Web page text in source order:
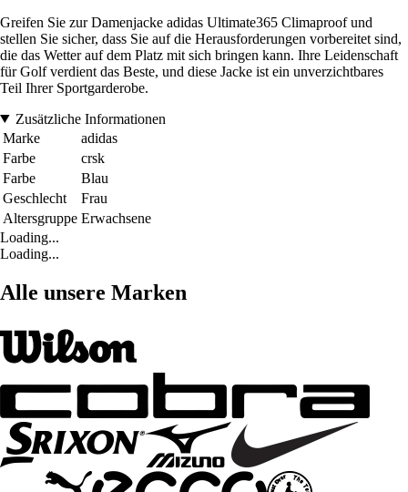
Greifen Sie zur Damenjacke adidas Ultimate365 Climaproof und
stellen Sie sicher, dass Sie auf die Herausforderungen vorbereitet sind,
die das Wetter auf dem Platz mit sich bringen kann. Ihre Leidenschaft
für Golf verdient das Beste, und diese Jacke ist ein unverzichtbares
Teil Ihrer Sportgarderobe.
Zusätzliche Informationen
Marke
adidas
Farbe
crsk
Farbe
Blau
Geschlecht
Frau
Altersgruppe Erwachsene
Loading...
Loading...
Alle unsere Marken